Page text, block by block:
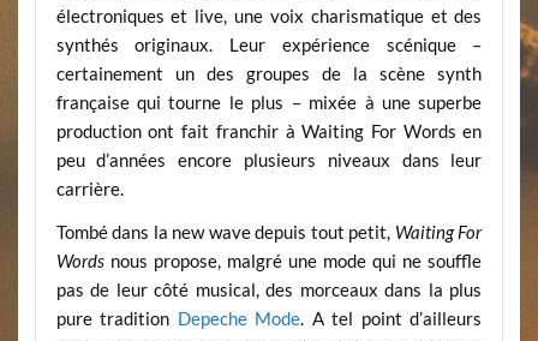
électroniques et live, une voix charismatique et des
synthés originaux. Leur expérience scénique –
certainement un des groupes de la scène synth
française qui tourne le plus – mixée à une superbe
production ont fait franchir à Waiting For Words en
peu d’années encore plusieurs niveaux dans leur
carrière.
Tombé dans la new wave depuis tout petit, Waiting For
Wordsnous propose, malgré une mode qui ne souffle
pas de leur côté musical, des morceaux dans la plus
pure tradition Depeche Mode. A tel point d’ailleurs